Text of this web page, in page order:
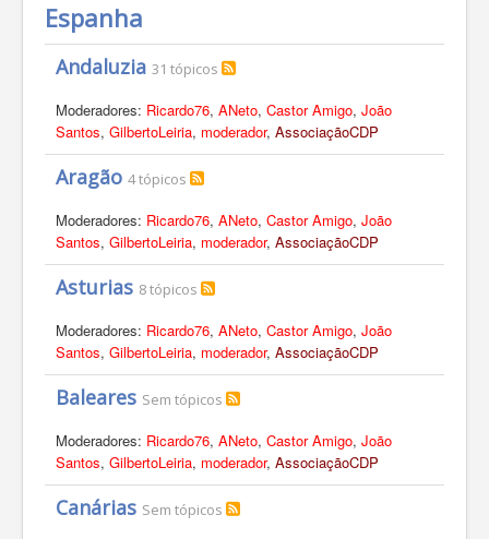
Espanha
Andaluzia 31 tópicos
Moderadores: Ricardo76, ANeto, Castor Amigo, João
Santos, GilbertoLeiria, moderador, AssociaçãoCDP
Aragão 4 tópicos
Moderadores: Ricardo76, ANeto, Castor Amigo, João
Santos, GilbertoLeiria, moderador, AssociaçãoCDP
Asturias 8 tópicos
Moderadores: Ricardo76, ANeto, Castor Amigo, João
Santos, GilbertoLeiria, moderador, AssociaçãoCDP
Baleares Sem tópicos
Moderadores: Ricardo76, ANeto, Castor Amigo, João
Santos, GilbertoLeiria, moderador, AssociaçãoCDP
Canárias Sem tópicos